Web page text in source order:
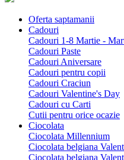
Oferta saptamanii
Cadouri
Cadouri 1-8 Martie -
Cadouri Paste
Cadouri Aniversare
Cadouri pentru copii
Cadouri Craciun
Cadouri Valentine's Day
Cadouri cu Carti
Cutii pentru orice ocazie
Ciocolata
Ciocolata Millennium
Ciocolata belgiana
Ciocolata belgiana